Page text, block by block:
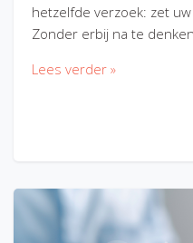
hetzelfde verzoek: zet
Zonder erbij na te
Lees verder »